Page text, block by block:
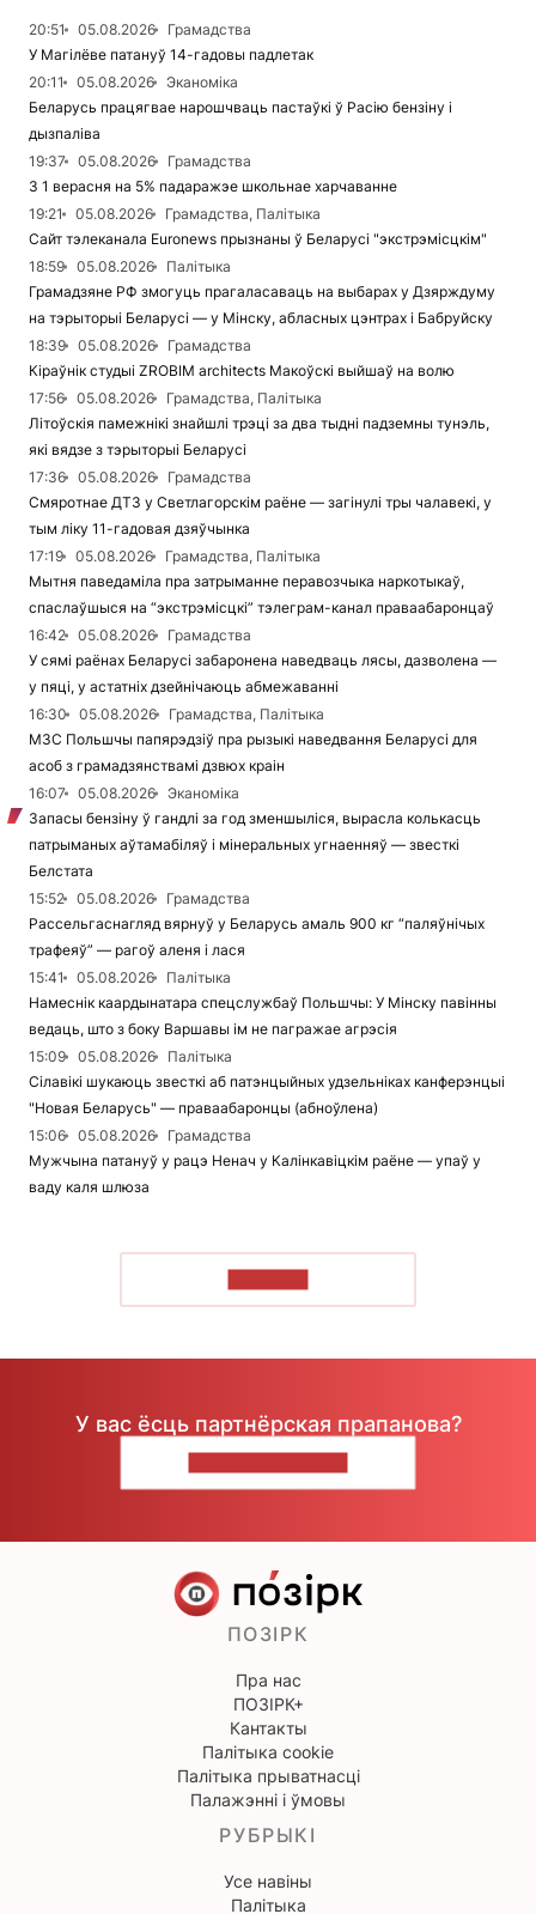
20:51 05.08.2026
Грамадства
У Магілёве патануў 14-гадовы падлетак
20:11
05.08.2026
Эканоміка
Беларусь працягвае нарошчваць пастаўкі ў Расію бензіну і
дызпаліва
19:37
05.08.2026
Грамадства
З 1 верасня на 5% падаражэе школьнае харчаванне
19:21
05.08.2026
Грамадства, Палітыка
Сайт тэлеканала Euronews прызнаны ў Беларусі "экстрэмісцкім"
18:59
05.08.2026
Палітыка
Грамадзяне РФ змогуць прагаласаваць на выбарах у Дзярждуму
на тэрыторыі Беларусі — у Мінску, абласных цэнтрах і Бабруйску
18:39
05.08.2026
Грамадства
Кіраўнік студыі ZROBIM architects Макоўскі выйшаў на волю
17:56
05.08.2026
Грамадства, Палітыка
Літоўскія памежнікі знайшлі трэці за два тыдні падземны тунэль,
які вядзе з тэрыторыі Беларусі
17:36
05.08.2026
Грамадства
Смяротнае ДТЗ у Светлагорскім раёне — загінулі тры чалавекі, у
тым ліку 11-гадовая дзяўчынка
17:19
05.08.2026
Грамадства, Палітыка
Мытня паведаміла пра затрыманне перавозчыка наркотыкаў,
спаслаўшыся на “экстрэмісцкі” тэлеграм-канал праваабаронцаў
16:42
05.08.2026
Грамадства
У сямі раёнах Беларусі забаронена наведваць лясы, дазволена —
у пяці, у астатніх дзейнічаюць абмежаванні
16:30
05.08.2026
Грамадства, Палітыка
МЗС Польшчы папярэдзіў пра рызыкі наведвання Беларусі для
асоб з грамадзянствамі дзвюх краін
16:07
05.08.2026
Эканоміка
Запасы бензіну ў гандлі за год зменшыліся, вырасла колькасць
патрыманых аўтамабіляў і мінеральных угнаенняў — звесткі
Белстата
15:52
05.08.2026
Грамадства
Рассельгаснагляд вярнуў у Беларусь амаль 900 кг “паляўнічых
трафеяў” — рагоў аленя і лася
15:41
05.08.2026
Палітыка
Намеснік каардынатара спецслужбаў Польшчы: У Мінску павінны
ведаць, што з боку Варшавы ім не пагражае агрэсія
15:09
05.08.2026
Палітыка
Сілавікі шукаюць звесткі аб патэнцыйных удзельніках канферэнцыі
"Новая Беларусь" — праваабаронцы (абноўлена)
15:06
05.08.2026
Грамадства
Мужчына патануў у рацэ Ненач у Калінкавіцкім раёне — упаў у
ваду каля шлюза
У вас ёсць партнёрская прапанова?
ПОЗІРК
Пра нас
ПОЗІРК+
Кантакты
Палітыка cookie
Палітыка прыватнасці
Палажэнні і ўмовы
РУБРЫКІ
Усе навіны
Палітыка